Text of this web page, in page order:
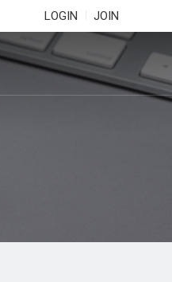
LOGIN JOIN